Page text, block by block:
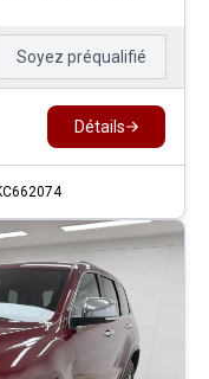
Soyez préqualifié
Détails